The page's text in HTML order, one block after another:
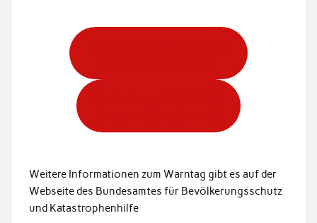
Weitere Informationen zum Warntag gibt es auf der
Webseite des Bundesamtes für Bevölkerungsschutz
und Katastrophenhilfe